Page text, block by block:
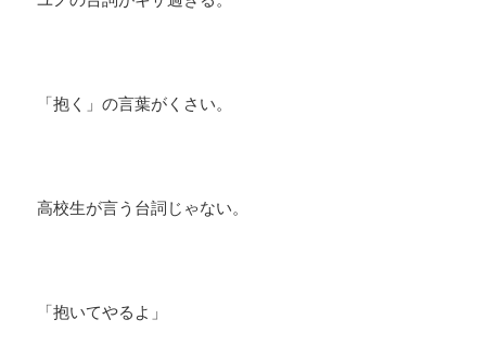
「抱く」の言葉がくさい。
高校生が言う台詞じゃない。
「抱いてやるよ」